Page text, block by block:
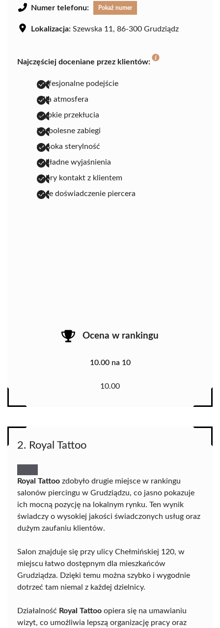
Numer telefonu: Pokaż numer
Lokalizacja: Szewska 11, 86-300 Grudziądz
Najczęściej doceniane przez klientów:
profesjonalne podejście
miła atmosfera
szybkie przekłucia
bezbolesne zabiegi
wysoka sterylność
dokładne wyjaśnienia
dobry kontakt z klientem
duże doświadczenie piercera
Ocena w rankingu
10.00 na 10
10.00
2. Royal Tattoo
Royal Tattoo zdobyło drugie miejsce w rankingu
salonów piercingu w Grudziądzu, co jasno pokazuje
ich mocną pozycję na lokalnym rynku. Ten wynik
świadczy o wysokiej jakości świadczonych usług oraz
dużym zaufaniu klientów.
Salon znajduje się przy ulicy Chełmińskiej 120, w
miejscu łatwo dostępnym dla mieszkańców
Grudziądza. Dzięki temu można szybko i wygodnie
dotrzeć tam niemal z każdej dzielnicy.
Działalność Royal Tattoo opiera się na umawianiu
wizyt, co umożliwia lepszą organizację pracy oraz